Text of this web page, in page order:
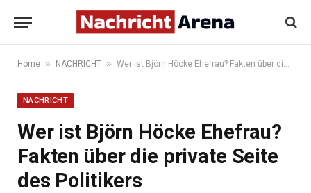
Home » NACHRICHT » Wer ist Björn Höcke Ehefrau? Fakten über die private Seite des Politikers
NACHRICHT
Wer ist Björn Höcke Ehefrau?
Fakten über die private Seite
des Politikers